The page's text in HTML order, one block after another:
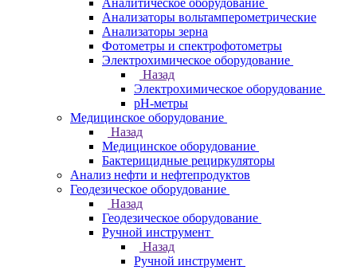
Аналитическое оборудование
Анализаторы вольтамперометрические
Анализаторы зерна
Фотометры и спектрофотометры
Электрохимическое оборудование
Назад
Электрохимическое оборудование
pH-метры
Медицинское оборудование
Назад
Медицинское оборудование
Бактерицидные рециркуляторы
Анализ нефти и нефтепродуктов
Геодезическое оборудование
Назад
Геодезическое оборудование
Ручной инструмент
Назад
Ручной инструмент